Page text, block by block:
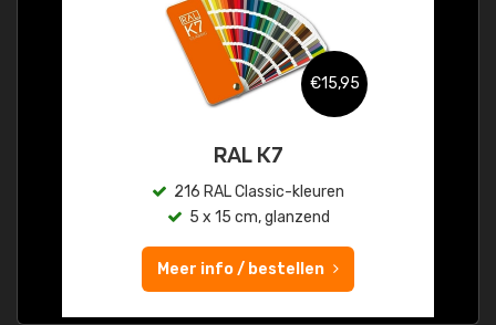
€15,95
RAL K7
216 RAL Classic-kleuren
5 x 15 cm, glanzend
Meer info / bestellen